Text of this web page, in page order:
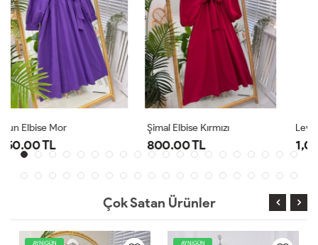
Şimal Elbise Kırmızı
800.00 TL 1,000.00 TL
Çok Satan Ürünler
AYNIGÜN
AYNIGÜN